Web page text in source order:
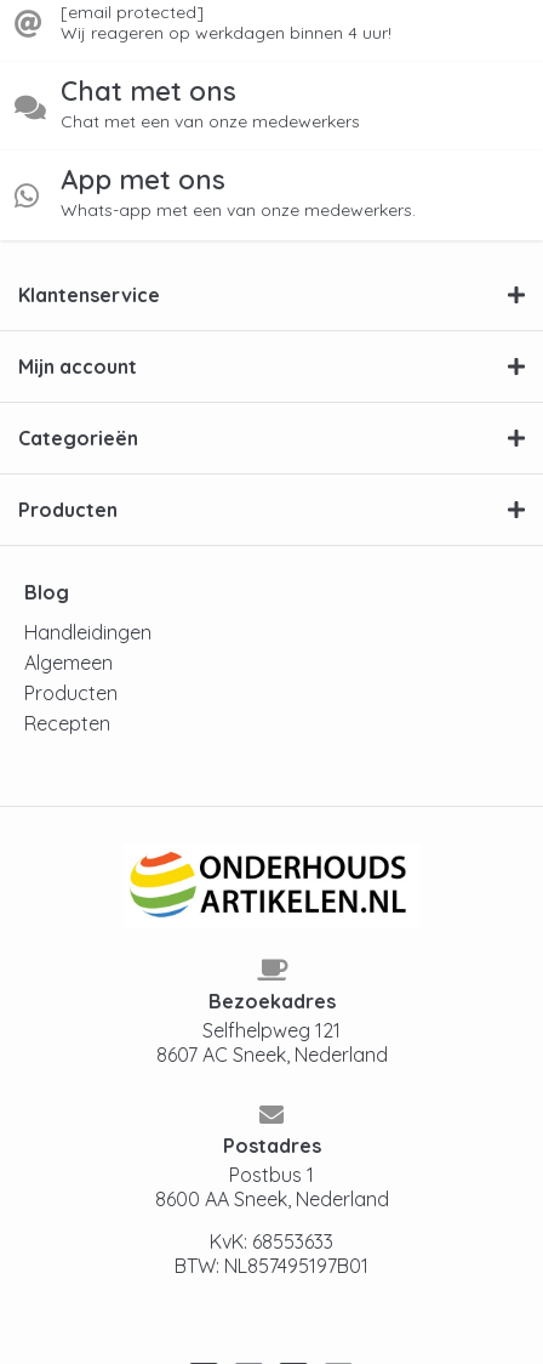
[email protected]
Wij reageren op werkdagen binnen 4 uur!
Chat met ons
Chat met een van onze medewerkers
App met ons
Whats-app met een van onze medewerkers.
Klantenservice
Mijn account
Categorieën
Producten
Blog
Handleidingen
Algemeen
Producten
Recepten
Bezoekadres
Selfhelpweg 121
8607 AC Sneek, Nederland
Postadres
Postbus 1
8600 AA Sneek, Nederland
KvK: 68553633
BTW: NL857495197B01